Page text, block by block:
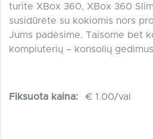
turite XBox 360, XBox 360
susidūrėte su kokiomis nors
Jums padėsime. Taisome bet
kompiuterių – konsolių
Fiksuota kaina: € 1.00/val